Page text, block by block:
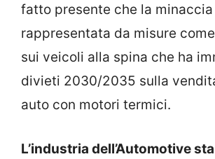
fatto presente che la minaccia
rappresentata da misure
sui veicoli alla spina che ha
divieti 2030/2035 sulla
auto con motori termici.
L’industria dell’Automotive